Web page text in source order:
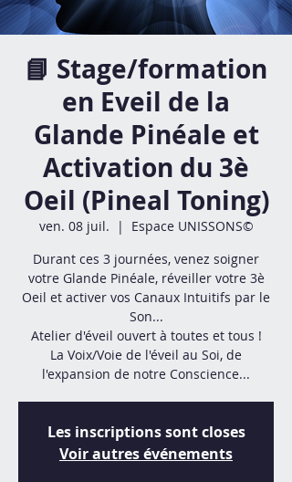
📘 Stage/formation
en Eveil de la
Glande Pinéale et
Activation du 3è
Oeil (Pineal Toning)
ven. 08 juil.
  |
Espace UNISSONS©
Durant ces 3 journées, venez soigner
votre Glande Pinéale, réveiller votre 3è
Oeil et activer vos Canaux Intuitifs par le
Son...
Atelier d'éveil ouvert à toutes et tous !
La Voix/Voie de l'éveil au Soi, de
l'expansion de notre Conscience...
Les inscriptions sont closes
Voir autres événements